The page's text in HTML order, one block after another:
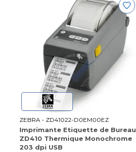
ZEBRA - ZD41022-D0EM00EZ
Imprimante Etiquette de Bureau
ZD410 Thermique Monochrome
203 dpi USB